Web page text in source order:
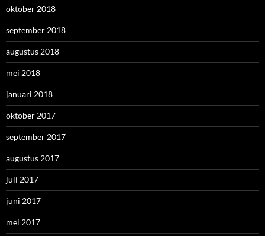
oktober 2018
september 2018
augustus 2018
mei 2018
januari 2018
oktober 2017
september 2017
augustus 2017
juli 2017
juni 2017
mei 2017